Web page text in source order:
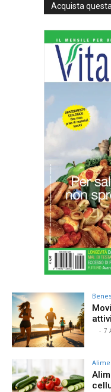
Acquista
- 7